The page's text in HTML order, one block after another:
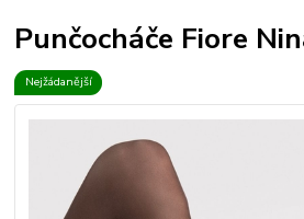
Punčocháče Fiore
Nejžádanější